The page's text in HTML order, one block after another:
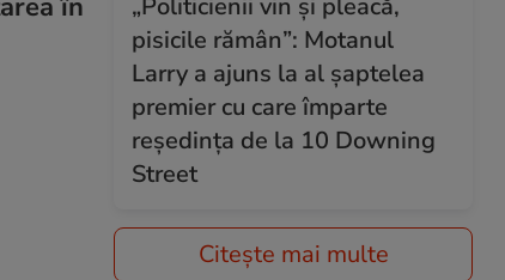
în
„Politicienii vin și pleacă,
pisicile rămân”: Motanul
Larry a ajuns la al șaptelea
premier cu care împarte
reședința de la 10 Downing
Street
Citește mai multe